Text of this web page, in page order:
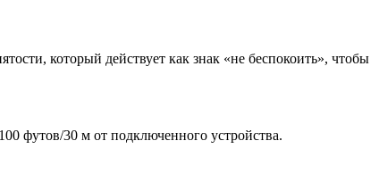
который действует как знак «не беспокоить», чтобы
футов/30 м от подключенного устройства.